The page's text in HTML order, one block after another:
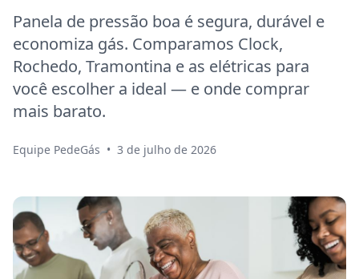
Panela de pressão boa é segura, durável e
economiza gás. Comparamos Clock,
Rochedo, Tramontina e as elétricas para
você escolher a ideal — e onde comprar
mais barato.
Equipe PedeGás • 3 de julho de 2026